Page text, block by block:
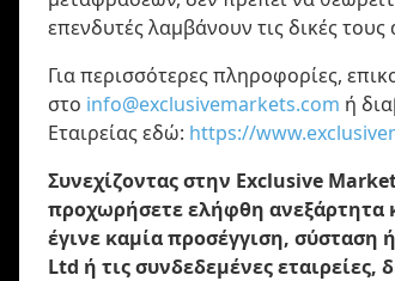
επενδυτές λαμβάνουν τις δικές
Για περισσότερες πληροφορίες,
στο info@exclusivemarkets.com ή
Εταιρείας εδώ: https://
Συνεχίζοντας στην Exclusive
προχωρήσετε ελήφθη ανεξάρτητα
έγινε καμία προσέγγιση,
Ltd ή τις συνδεδεμένες